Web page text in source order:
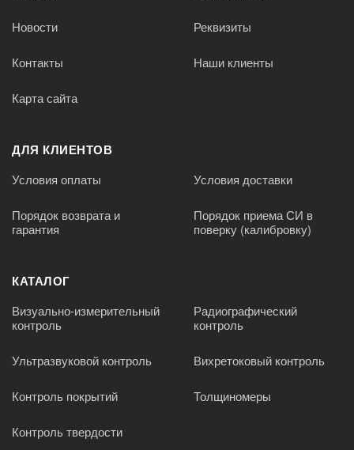
Новости Реквизиты
Контакты Наши клиенты
Карта сайта
ДЛЯ КЛИЕНТОВ
Условия оплаты Условия доставки
Порядок возврата и
гарантия
Порядок приема СИ в
поверку (калибровку)
КАТАЛОГ
Визуально-измерительный
контроль
Радиографический
контроль
Ультразвуковой контроль Вихретоковый контроль
Контроль покрытий Толщиномеры
Контроль твердости